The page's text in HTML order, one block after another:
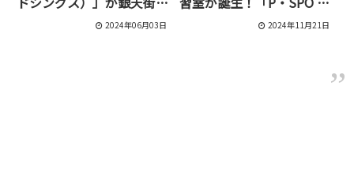
移転オープン予定[松山市/
2024年06月03日
駅南店」が11月20日にオ
2024年11月21日